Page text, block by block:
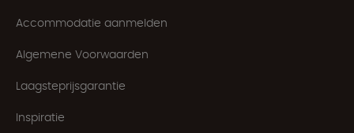
Accommodatie aanmelden
Algemene Voorwaarden
Laagsteprijsgarantie
Inspiratie